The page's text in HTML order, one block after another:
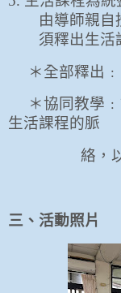
由導師親自
須釋出生活
＊全部釋出
＊協同教學
生活課程的脈
絡，
三、活動照片